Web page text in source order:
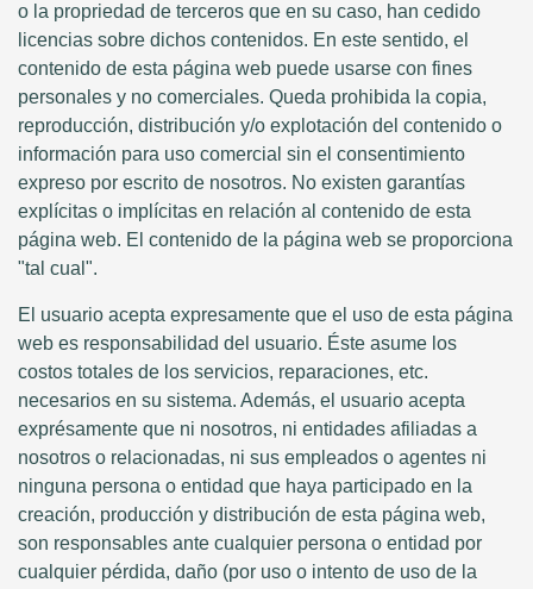
o la propriedad de terceros que en su caso, han cedido
licencias sobre dichos contenidos. En este sentido, el
contenido de esta página web puede usarse con fines
personales y no comerciales. Queda prohibida la copia,
reproducción, distribución y/o explotación del contenido o
información para uso comercial sin el consentimiento
expreso por escrito de nosotros. No existen garantías
explícitas o implícitas en relación al contenido de esta
página web. El contenido de la página web se proporciona
"tal cual".
El usuario acepta expresamente que el uso de esta página
web es responsabilidad del usuario. Éste asume los
costos totales de los servicios, reparaciones, etc.
necesarios en su sistema. Además, el usuario acepta
exprésamente que ni nosotros, ni entidades afiliadas a
nosotros o relacionadas, ni sus empleados o agentes ni
ninguna persona o entidad que haya participado en la
creación, producción y distribución de esta página web,
son responsables ante cualquier persona o entidad por
cualquier pérdida, daño (por uso o intento de uso de la